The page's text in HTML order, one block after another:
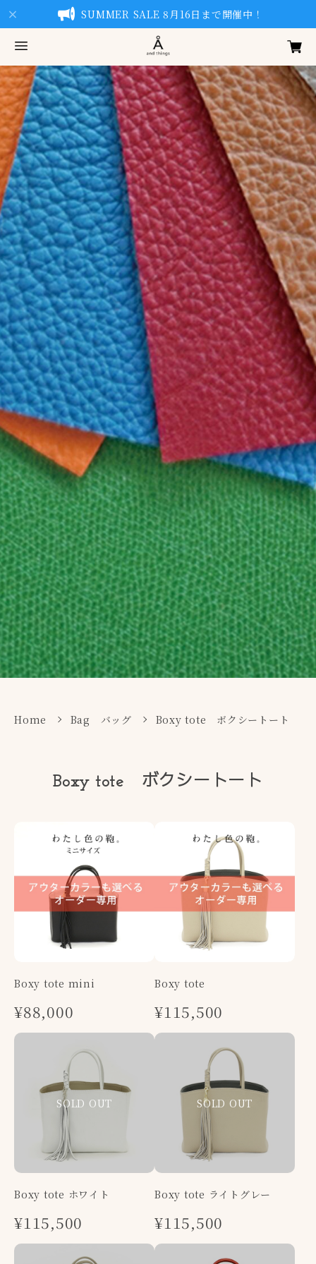
SUMMER SALE 8月16日まで開催中！
Home Bag バッグ Boxy tote ボクシートート
Boxy tote ボクシートート
Boxy tote mini
¥88,000
Boxy tote
¥115,500
Boxy tote ホワイト
¥115,500
Boxy tote ライトグレー
¥115,500